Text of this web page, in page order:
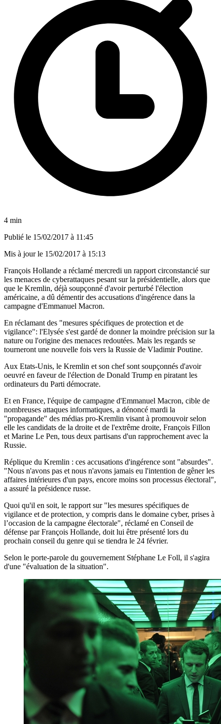
4 min
Publié le 15/02/2017 à 11:45
Mis à jour le 15/02/2017 à 15:13
François Hollande a réclamé mercredi un rapport circonstancié sur
les menaces de cyberattaques pesant sur la présidentielle, alors que
que le Kremlin, déjà soupçonné d'avoir perturbé l'élection
américaine, a dû démentir des accusations d'ingérence dans la
campagne d'Emmanuel Macron.
En réclamant des "mesures spécifiques de protection et de
vigilance": l'Elysée s'est gardé de donner la moindre précision sur la
nature ou l'origine des menaces redoutées. Mais les regards se
tourneront une nouvelle fois vers la Russie de Vladimir Poutine.
Aux Etats-Unis, le Kremlin et son chef sont soupçonnés d'avoir
oeuvré en faveur de l'élection de Donald Trump en piratant les
ordinateurs du Parti démocrate.
Et en France, l'équipe de campagne d'Emmanuel Macron, cible de
nombreuses attaques informatiques, a dénoncé mardi la
"propagande" des médias pro-Kremlin visant à promouvoir selon
elle les candidats de la droite et de l'extrême droite, François Fillon
et Marine Le Pen, tous deux partisans d'un rapprochement avec la
Russie.
Réplique du Kremlin : ces accusations d'ingérence sont "absurdes".
"Nous n'avons pas et nous n'avons jamais eu l'intention de gêner les
affaires intérieures d'un pays, encore moins son processus électoral",
a assuré la présidence russe.
Quoi qu'il en soit, le rapport sur "les mesures spécifiques de
vigilance et de protection, y compris dans le domaine cyber, prises à
l’occasion de la campagne électorale", réclamé en Conseil de
défense par François Hollande, doit lui être présenté lors du
prochain conseil du genre qui se tiendra le 24 février.
Selon le porte-parole du gouvernement Stéphane Le Foll, il s'agira
d'une "évaluation de la situation".